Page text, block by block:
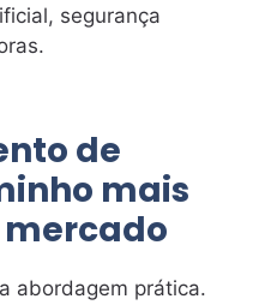
segurança
de
mais
abordagem prática.